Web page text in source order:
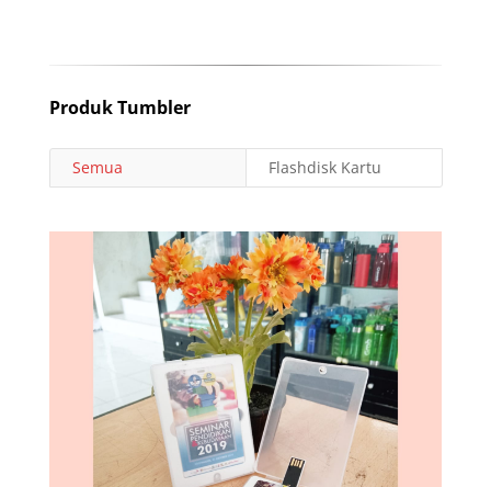
Produk Tumbler
Semua Flashdisk Kartu